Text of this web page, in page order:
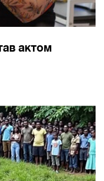
актом